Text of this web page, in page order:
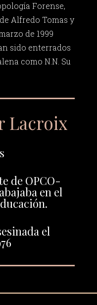
Forense,
Alfredo Tomas y
de 1999
sido enterrados
como N.N. Su
Lacroix
de OPCO-
en el
el